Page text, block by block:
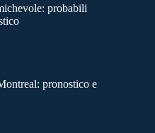
probabili
pronostico e